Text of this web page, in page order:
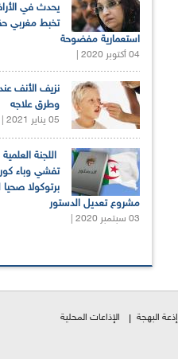
يحدث في
تخبط مغربي
استعمارية مفضوحة
04 أكتوبر 2020 |
نزيف الأنف
وطرق علاجه
05 يناير 2021 |
اللجنة
تفشي وباء
برتوكولا
مشروع تعديل الدستور
03 سبتمبر 2020 |
إذعة البهجة
الإذاعات المحلية